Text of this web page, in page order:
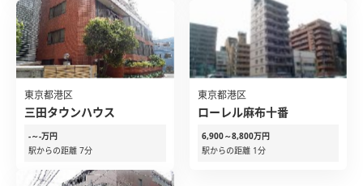
東京都港区
三田タウンハウス
-～-万円
駅からの距離 7分
東京都港区
ローレル麻布十番
6,900～8,800万円
駅からの距離 1分